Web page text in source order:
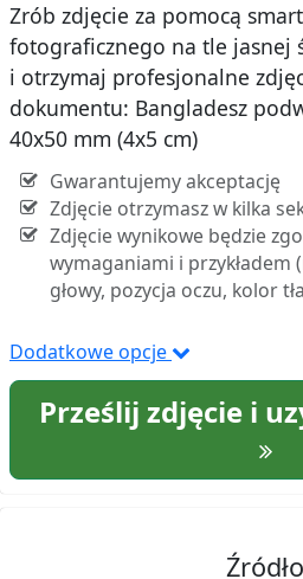
Zrób zdjęcie za pomocą
fotograficznego na tle jasnej
i otrzymaj profesjonalne
dokumentu: Bangladesz
40x50 mm (4x5 cm)
Gwarantujemy akceptację
Zdjęcie otrzymasz w kilka
Zdjęcie wynikowe będzie
wymaganiami i
głowy, pozycja oczu, kolor
Dodatkowe opcje
Prześlij zdjęcie i
Źródło